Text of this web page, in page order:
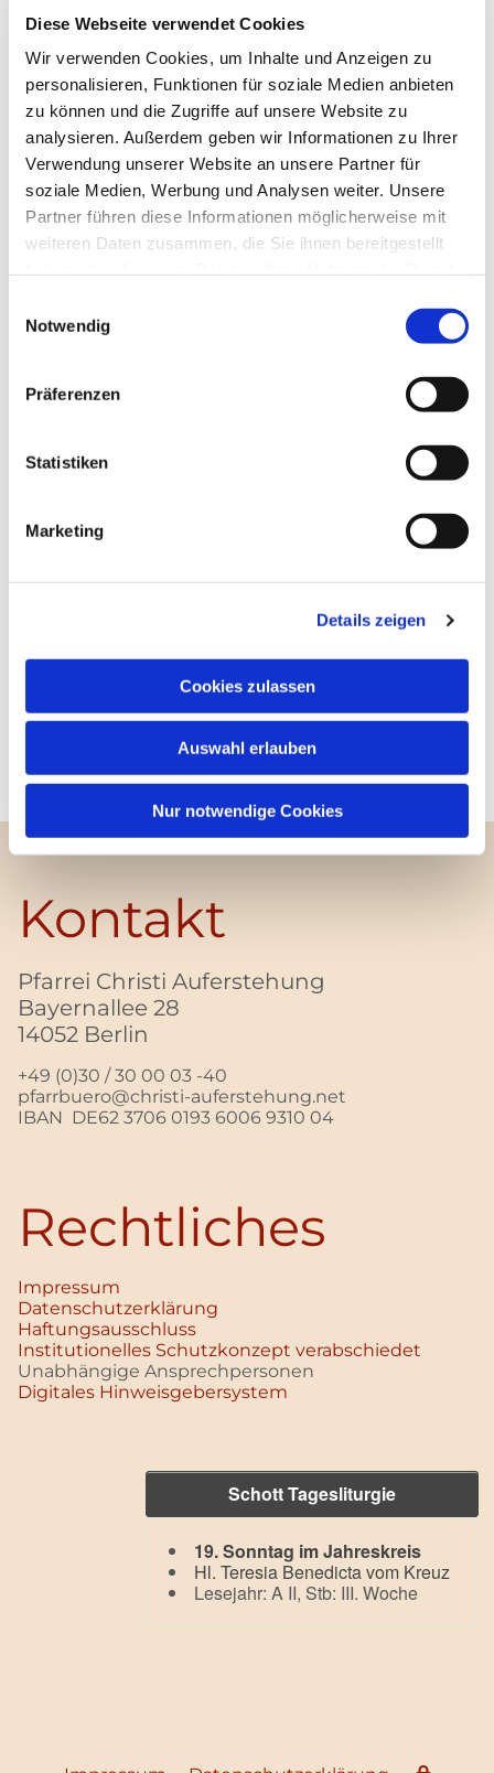
Diese Webseite verwendet Cookies
Wir verwenden Cookies, um Inhalte und Anzeigen zu
personalisieren, Funktionen für soziale Medien anbieten
zu können und die Zugriffe auf unsere Website zu
analysieren. Außerdem geben wir Informationen zu Ihrer
Verwendung unserer Website an unsere Partner für
soziale Medien, Werbung und Analysen weiter. Unsere
Partner führen diese Informationen möglicherweise mit
weiteren Daten zusammen, die Sie ihnen bereitgestellt
Notwendig
Präferenzen
Statistiken
Marketing
Details zeigen
Cookies zulassen
Auswahl erlauben
Nur notwendige Cookies
Dies könnte Sie auch
interessieren
Kontakt
Pfarrei Christi Auferstehung
Bayernallee 28
14052 Berlin
+49 (0)30 / 30 00 03 -40
pfarrbuero@christi-auferstehung.net
IBAN DE62 3706 0193 6006 9310 04
Rechtliches
Impressum
Datenschutz­erklärung
Haftungsausschluss
Institutionelles Schutzkonzept verabschiedet
Unabhängige Ansprechpersonen
Digitales Hinweisgebersystem
Schott Tagesliturgie
19. Sonntag im Jahreskreis
Hl. Teresia Benedicta vom Kreuz
Lesejahr: A II, Stb: III. Woche